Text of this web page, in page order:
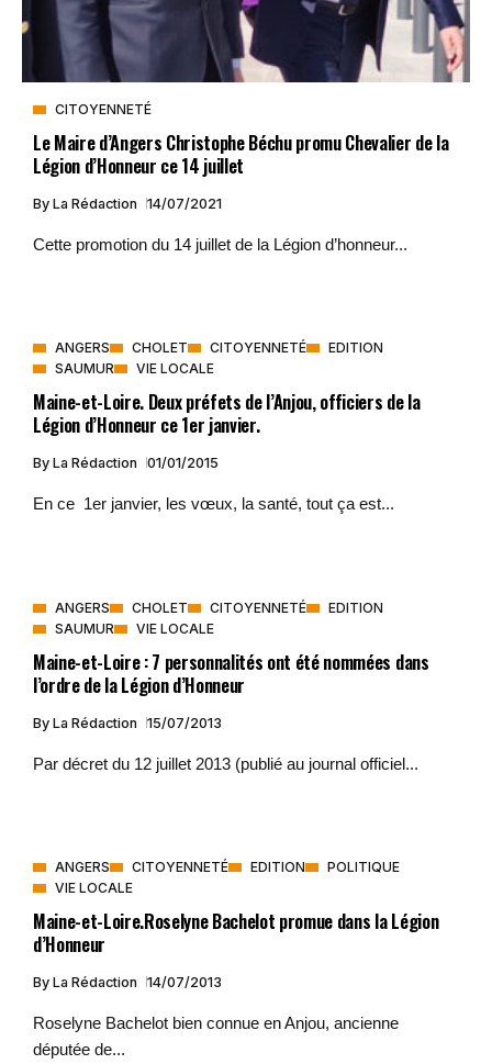
CITOYENNETÉ
Le Maire d’Angers Christophe Béchu promu Chevalier de la
Légion d’Honneur ce 14 juillet
By La Rédaction 14/07/2021
Cette promotion du 14 juillet de la Légion d’honneur...
ANGERS CHOLET CITOYENNETÉ
EDITION
SAUMUR
VIE LOCALE
Maine-et-Loire. Deux préfets de l’Anjou, officiers de la
Légion d’Honneur ce 1er janvier.
By La Rédaction 01/01/2015
En ce 1er janvier, les vœux, la santé, tout ça est...
ANGERS CHOLET CITOYENNETÉ
EDITION
SAUMUR
VIE LOCALE
Maine-et-Loire : 7 personnalités ont été nommées dans
l’ordre de la Légion d’Honneur
By La Rédaction 15/07/2013
Par décret du 12 juillet 2013 (publié au journal officiel...
ANGERS CITOYENNETÉ EDITION
POLITIQUE
VIE LOCALE
Maine-et-Loire.Roselyne Bachelot promue dans la Légion
d’Honneur
By La Rédaction 14/07/2013
Roselyne Bachelot bien connue en Anjou, ancienne
députée de...